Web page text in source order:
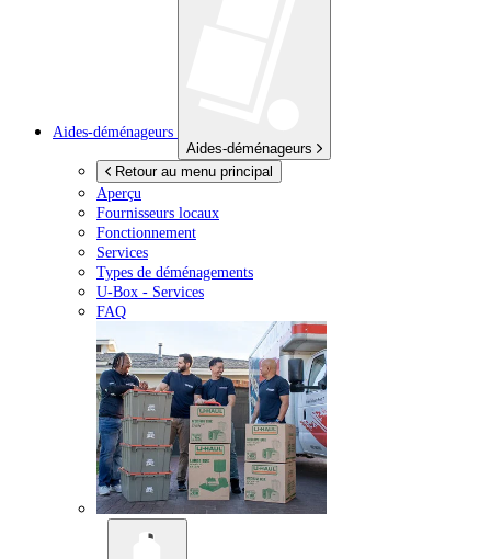
Aides-déménageurs
Aides-déménageurs
Retour au menu principal
Aperçu
Fournisseurs locaux
Fonctionnement
Services
Types de déménagements
U-Box - Services
FAQ